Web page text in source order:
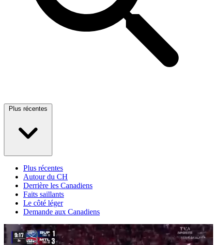
Plus récentes
Plus récentes
Autour du CH
Derrière les Canadiens
Faits saillants
Le côté léger
Demande aux Canadiens